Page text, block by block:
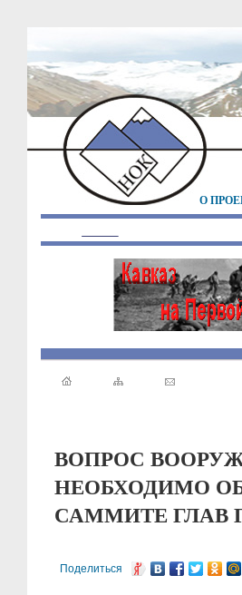
О
ВОПРОС
НЕОБХОДИМО
САММИТЕ ГЛАВ
Поделиться